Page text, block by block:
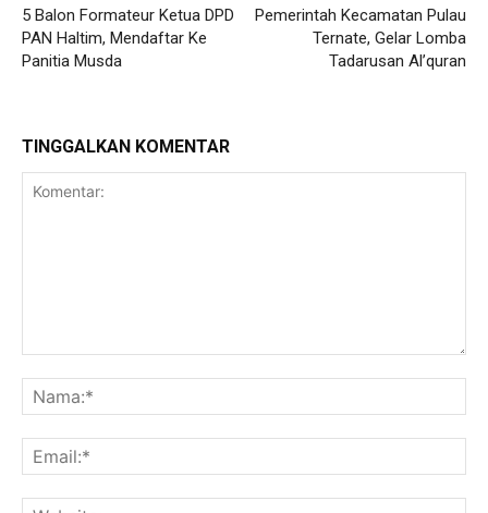
5 Balon Formateur Ketua DPD
PAN Haltim, Mendaftar Ke
Panitia Musda
Pemerintah Kecamatan Pulau
Ternate, Gelar Lomba
Tadarusan Al’quran
TINGGALKAN KOMENTAR